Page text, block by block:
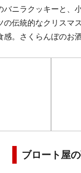
ニラクッキーと、
伝統的なクリスマ
。さくらんぼのお
ブロート屋